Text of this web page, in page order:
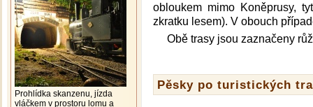
obloukem mimo Koněprusy,
zkratku lesem). V obouch
Obě trasy jsou zaznačeny
Pěsky po turistických
Prohlídka skanzenu, jízda
vláčkem v prostoru lomu a